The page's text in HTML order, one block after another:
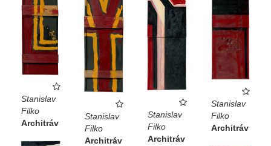
Stanislav
Filko
Architráv
Stanislav
Filko
Architráv
Stanislav
Filko
Architráv
Stanislav
Filko
Architráv